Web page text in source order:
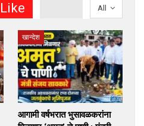
All
खान्देश
आगामी वर्षभरात भुसावळकरांना